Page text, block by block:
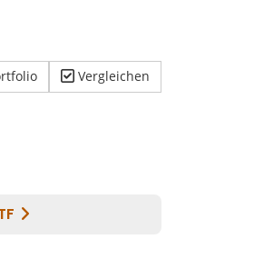
Vergleichen